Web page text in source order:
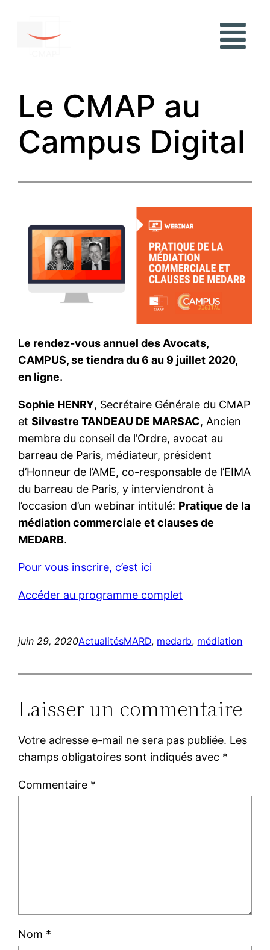
Le CMAP au
Campus Digital
Le rendez-vous annuel des Avocats,
CAMPUS, se tiendra du 6 au 9 juillet 2020,
en ligne.
Sophie HENRY, Secrétaire Générale du CMAP
etSilvestre TANDEAU DE MARSAC, Ancien
membre du conseil de l’Ordre, avocat au
barreau de Paris, médiateur, président
d’Honneur de l’AME, co-responsable de l’EIMA
du barreau de Paris, y interviendront à
l’occasion d’un webinar intitulé: Pratique de la
médiation commerciale et clauses de
MEDARB.
Pour vous inscrire, c’est ici
Accéder au programme complet
juin 29, 2020ActualitésMARD, medarb, médiation
Laisser un commentaire
Votre adresse e-mail ne sera pas publiée. Les
champs obligatoires sont indiqués avec *
Commentaire *
Nom *